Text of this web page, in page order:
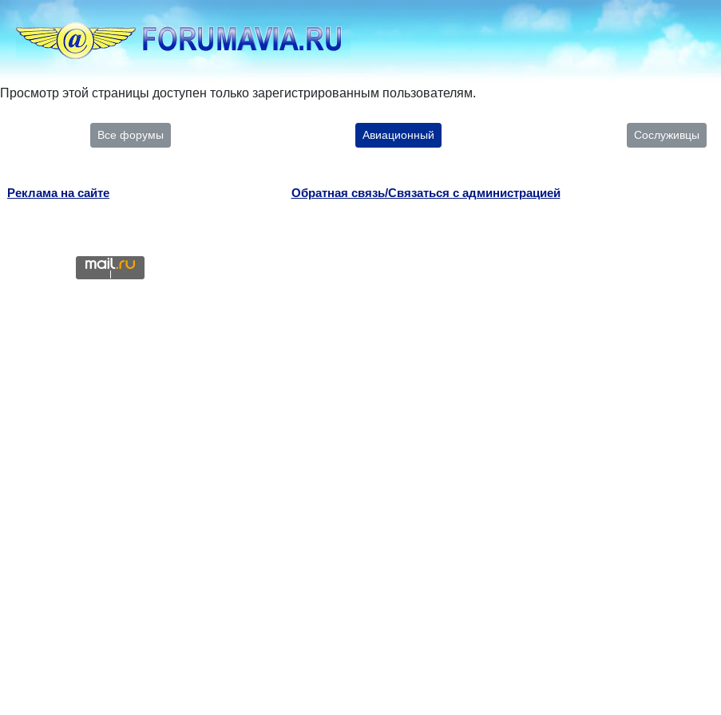
Просмотр этой страницы доступен только зарегистрированным пользователям.
Все форумы Авиационный Сослуживцы
Реклама на сайте Обратная связь/Связаться с администрацией